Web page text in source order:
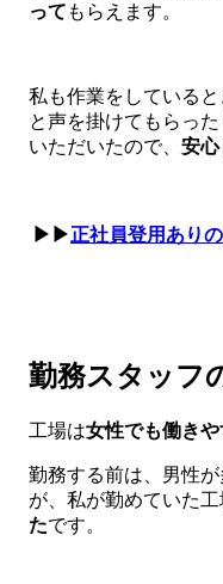
って もらえます。
私も作業をしていると
と声を掛けてもらっ
いただいたので、 安
▶▶正社員登用あり
勤務スタッフ
工場は女性でも働き
勤務する前は、男性
が、私が勤めていた工
たです。